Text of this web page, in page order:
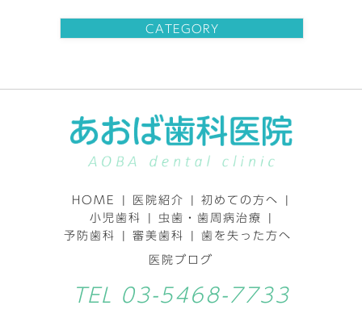
CATEGORY
HOME 医院紹介 初めての方へ
小児歯科
虫歯・歯周病治療
予防歯科
審美歯科 歯を失った方へ
医院ブログ
TEL 03-5468-7733